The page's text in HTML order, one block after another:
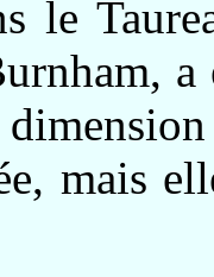
le
mais